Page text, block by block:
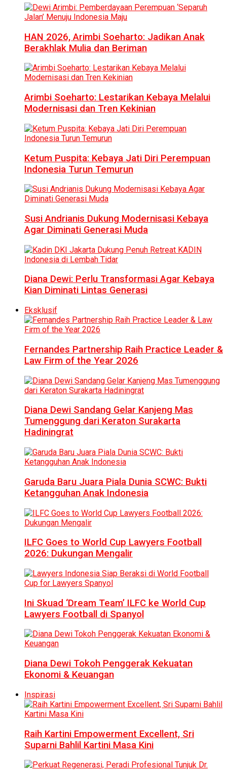
HAN 2026, Arimbi Soeharto: Jadikan Anak
Berakhlak Mulia dan Beriman
Arimbi Soeharto: Lestarikan Kebaya Melalui
Modernisasi dan Tren Kekinian
Ketum Puspita: Kebaya Jati Diri Perempuan
Indonesia Turun Temurun
Susi Andrianis Dukung Modernisasi Kebaya
Agar Diminati Generasi Muda
Diana Dewi: Perlu Transformasi Agar Kebaya
Kian Diminati Lintas Generasi
Eksklusif
Fernandes Partnership Raih Practice Leader &
Law Firm of the Year 2026
Diana Dewi Sandang Gelar Kanjeng Mas
Tumenggung dari Keraton Surakarta
Hadiningrat
Garuda Baru Juara Piala Dunia SCWC: Bukti
Ketangguhan Anak Indonesia
ILFC Goes to World Cup Lawyers Football
2026: Dukungan Mengalir
Ini Skuad ‘Dream Team’ ILFC ke World Cup
Lawyers Football di Spanyol
Diana Dewi Tokoh Penggerak Kekuatan
Ekonomi & Keuangan
Inspirasi
Raih Kartini Empowerment Excellent, Sri
Suparni Bahlil Kartini Masa Kini